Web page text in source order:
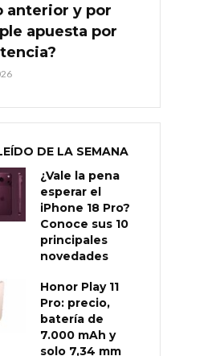
anterior y por
apuesta por
DE LA SEMANA
¿Vale la pena
esperar el
iPhone 18 Pro?
Conoce sus 10
principales
novedades
Honor Play 11
Pro: precio,
batería de
7.000 mAh y
solo 7,34 mm